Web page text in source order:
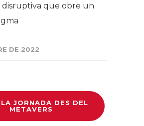
que obre un
DE 2022
JORNADA DES DEL
METAVERS